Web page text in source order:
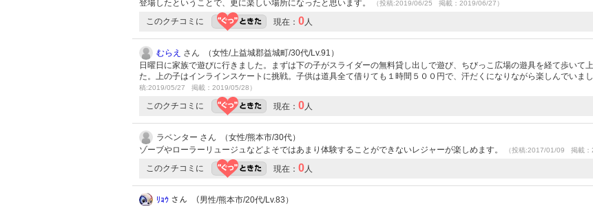
登場したということで、更に楽しい場所になったと思います。
（投稿:2019/06/25 掲載：2019/06/27）
このクチコミに 現在： 0人
むらえ さん （女性/上益城郡益城町/30代/Lv.91）
日曜日に家族で遊びに行きました。まずは下の子がスライダーの無料貸し出しで遊び、ちびっこ広場の遊具を経て歩いて
た。上の子はインラインスケートに挑戦。子供は道具全て借りても１時間５００円で、汗だくになりながら楽しんでいまし
稿:2019/05/27 掲載：2019/05/28）
このクチコミに 現在： 0人
ラベンター さん （女性/熊本市/30代）
ゾーブやローラーリュージュなどよそではあまり体験することができないレジャーが楽しめます。
（投稿:2017/01/09 掲載：
このクチコミに 現在： 0人
ﾘｮｳ さん （男性/熊本市/20代/Lv.83）